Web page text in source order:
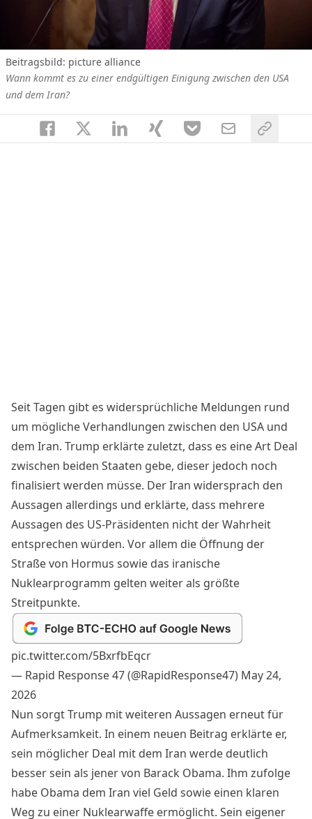
Beitragsbild: picture alliance
Wann kommt es zu einer endgültigen Einigung zwischen den USA
und dem Iran?
Seit Tagen gibt es widersprüchliche Meldungen rund
um mögliche Verhandlungen zwischen den USA und
dem Iran. Trump erklärte zuletzt, dass es eine Art Deal
zwischen beiden Staaten gebe, dieser jedoch noch
finalisiert werden müsse. Der Iran widersprach den
Aussagen allerdings und erklärte, dass mehrere
Aussagen des US-Präsidenten nicht der Wahrheit
entsprechen würden. Vor allem die Öffnung der
Straße von Hormus sowie das iranische
Nuklearprogramm gelten weiter als größte
Streitpunkte.
pic.twitter.com/5BxrfbEqcr
— Rapid Response 47 (@RapidResponse47) May 24,
2026
Nun sorgt Trump mit weiteren Aussagen erneut für
Aufmerksamkeit. In einem neuen Beitrag erklärte er,
sein möglicher Deal mit dem Iran werde deutlich
besser sein als jener von Barack Obama. Ihm zufolge
habe Obama dem Iran viel Geld sowie einen klaren
Weg zu einer Nuklearwaffe ermöglicht. Sein eigener